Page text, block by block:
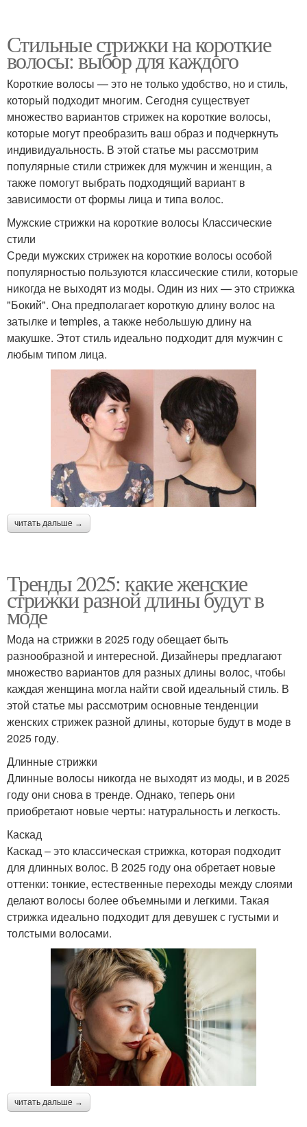
Стильные стрижки на короткие
волосы: выбор для каждого
Короткие волосы — это не только удобство, но и стиль,
который подходит многим. Сегодня существует
множество вариантов стрижек на короткие волосы,
которые могут преобразить ваш образ и подчеркнуть
индивидуальность. В этой статье мы рассмотрим
популярные стили стрижек для мужчин и женщин, а
также помогут выбрать подходящий вариант в
зависимости от формы лица и типа волос.
Мужские стрижки на короткие волосы Классические
стили
Среди мужских стрижек на короткие волосы особой
популярностью пользуются классические стили, которые
никогда не выходят из моды. Один из них — это стрижка
"Бокий". Она предполагает короткую длину волос на
затылке и temples, а также небольшую длину на
макушке. Этот стиль идеально подходит для мужчин с
любым типом лица.
читать дальше →
Тренды 2025: какие женские
стрижки разной длины будут в
моде
Мода на стрижки в 2025 году обещает быть
разнообразной и интересной. Дизайнеры предлагают
множество вариантов для разных длины волос, чтобы
каждая женщина могла найти свой идеальный стиль. В
этой статье мы рассмотрим основные тенденции
женских стрижек разной длины, которые будут в моде в
2025 году.
Длинные стрижки
Длинные волосы никогда не выходят из моды, и в 2025
году они снова в тренде. Однако, теперь они
приобретают новые черты: натуральность и легкость.
Каскад
Каскад – это классическая стрижка, которая подходит
для длинных волос. В 2025 году она обретает новые
оттенки: тонкие, естественные переходы между слоями
делают волосы более объемными и легкими. Такая
стрижка идеально подходит для девушек с густыми и
толстыми волосами.
читать дальше →